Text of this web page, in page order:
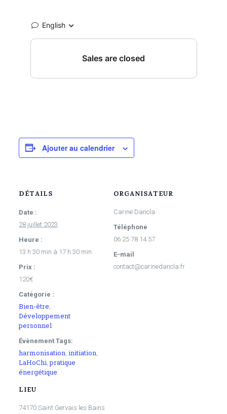
Ajouter au calendrier
DÉTAILS
Date :
28 juillet 2023
Heure :
13 h 30 min à 17 h 30 min
Prix :
120€
Catégorie :
Bien-être
Développement
personnel
Évènement Tags:
harmonisation initiation
LaHoChi ,pratique
énergétique
LIEU
74170 Saint Gervais les Bains
ORGANISATEUR
Carine Dancla
Téléphone
06 25 78 14 57
E-mail
contact@carinedancla.fr